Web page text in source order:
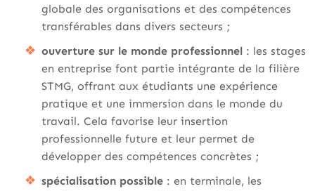
globale des organisations et des compétences
transférables dans divers secteurs ;
ouverture sur le monde professionnel : les stages
en entreprise font partie intégrante de la filière
STMG, offrant aux étudiants une expérience
pratique et une immersion dans le monde du
travail. Cela favorise leur insertion
professionnelle future et leur permet de
développer des compétences concrètes ;
spécialisation possible : en terminale, les